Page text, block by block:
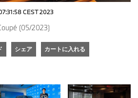
CEST 2023
(05/2023)
シェア カートに入れる